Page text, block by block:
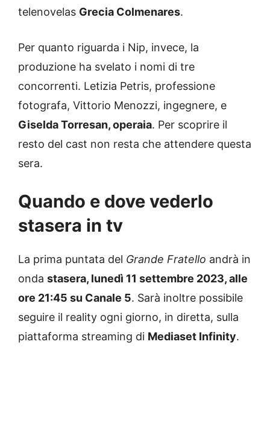
telenovelas Grecia Colmenares.
Per quanto riguarda i Nip, invece, la
produzione ha svelato i nomi di tre
concorrenti. Letizia Petris, professione
fotografa, Vittorio Menozzi, ingegnere, e
Giselda Torresan, operaia. Per scoprire il
resto del cast non resta che attendere questa
sera.
Quando e dove vederlo
stasera in tv
La prima puntata del Grande Fratello andrà in
onda stasera, lunedì 11 settembre 2023, alle
ore 21:45 su Canale 5. Sarà inoltre possibile
seguire il reality ogni giorno, in diretta, sulla
piattaforma streaming di Mediaset Infinity.